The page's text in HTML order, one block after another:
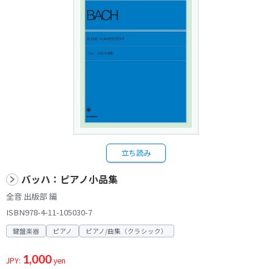
立ち読み
バッハ：ピアノ小品集
全音 出版部 編
ISBN978-4-11-105030-7
鍵盤楽器 ピアノ ピアノ/曲集（クラシック）
JPY: 1,000yen